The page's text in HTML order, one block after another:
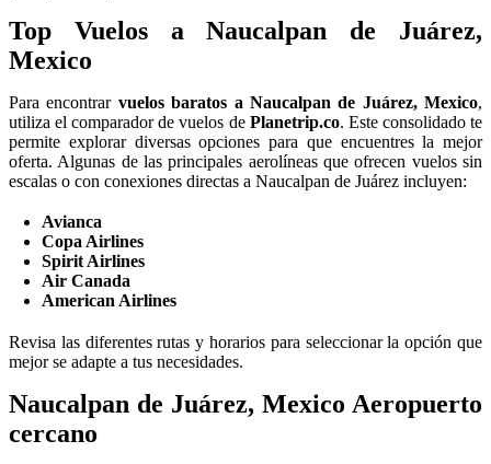
Top Vuelos a Naucalpan de Juárez,
Mexico
Para encontrar vuelos baratos a Naucalpan de Juárez, Mexico,
utiliza el comparador de vuelos de Planetrip.co. Este consolidado te
permite explorar diversas opciones para que encuentres la mejor
oferta. Algunas de las principales aerolíneas que ofrecen vuelos sin
escalas o con conexiones directas a Naucalpan de Juárez incluyen:
Avianca
Copa Airlines
Spirit Airlines
Air Canada
American Airlines
Revisa las diferentes rutas y horarios para seleccionar la opción que
mejor se adapte a tus necesidades.
Naucalpan de Juárez, Mexico Aeropuerto
cercano